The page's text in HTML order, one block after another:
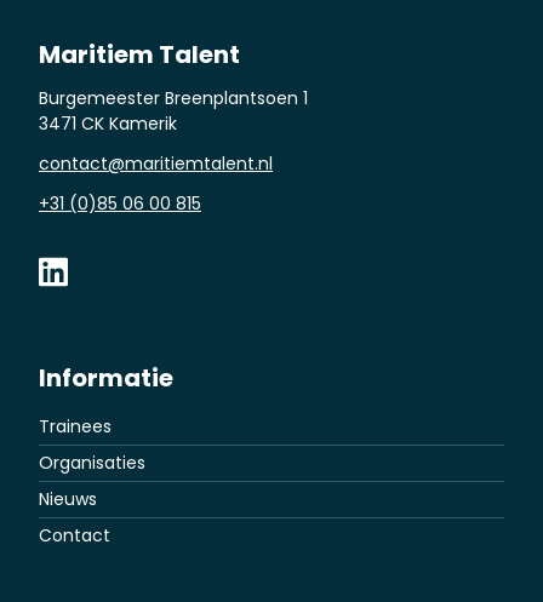
Informatie
Trainees
Organisaties
Nieuws
Contact
Maritiem Talent
Burgemeester Breenplantsoen 1
3471 CK Kamerik
contact@maritiemtalent.nl
+31 (0)85 06 00 815